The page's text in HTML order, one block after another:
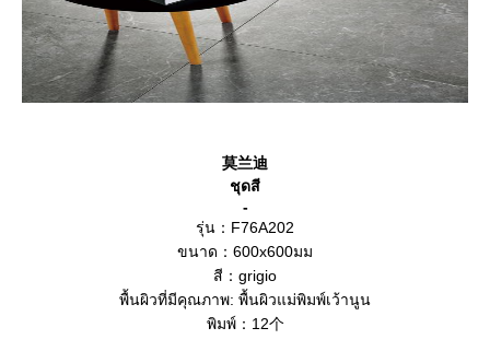
莫兰迪
ชุดสี
-
รุ่น：F76A202
ขนาด：600x600มม
สี：grigio
พื้นผิวที่มีคุณภาพ: พื้นผิวแม่พิมพ์เว้านูน
พิมพ์：12个